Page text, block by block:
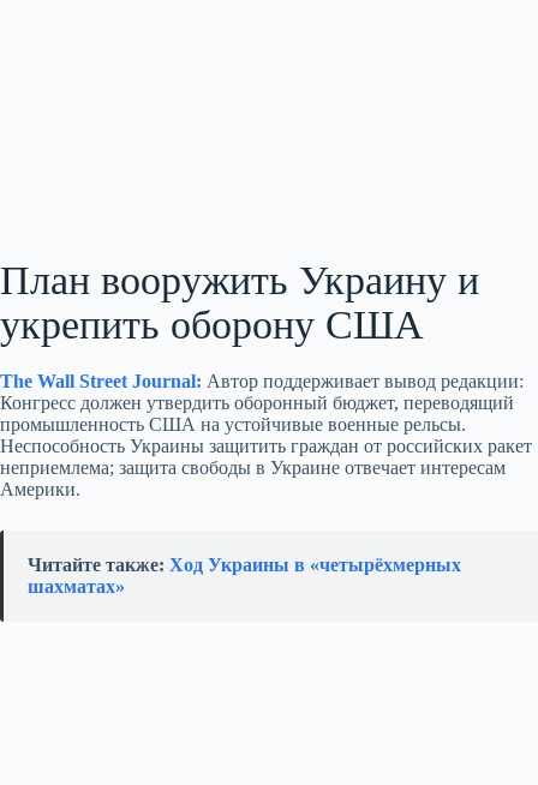
План вооружить Украину и
укрепить оборону США
The Wall Street Journal: Автор поддерживает вывод редакции:
Конгресс должен утвердить оборонный бюджет, переводящий
промышленность США на устойчивые военные рельсы.
Неспособность Украины защитить граждан от российских ракет
неприемлема; защита свободы в Украине отвечает интересам
Америки.
Читайте также: Ход Украины в «четырёхмерных
шахматах»